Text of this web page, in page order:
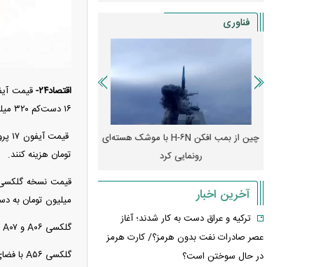
اقتصاد۲۴-
۱۶ دست‌کم ۳۲۰ میلیون تومان آب می‌خورد.
تومان هزینه کنند.
میلیون تومان به
گلکسی A۰۶ و A۰۷ همچنان ارزان‌ترین گوشی‌های سامسونگ در بازار هستند که باید نزدیک ۲۰ میلیون تومان برای خرید این دو گوشی هزینه کرد.
گلکسی A۵۶ با فضای ذخیره‌سازی ۲۵۶ گیگابایت نیز ۶۹ میلیون تومان قیمت خورده است.
فناوری
چین از بمب افکن H-۶N با موشک هسته‌ای
رونمایی کرد
پهپاد رهگیر یا موشک
کدامیک بیشتر
آخرین اخبار
ترکیه و عراق دست به کار شدند؛ آغاز
عصر صادرات نفت بدون هرمز؟/ کارت هرمز
در حال سوختن است؟